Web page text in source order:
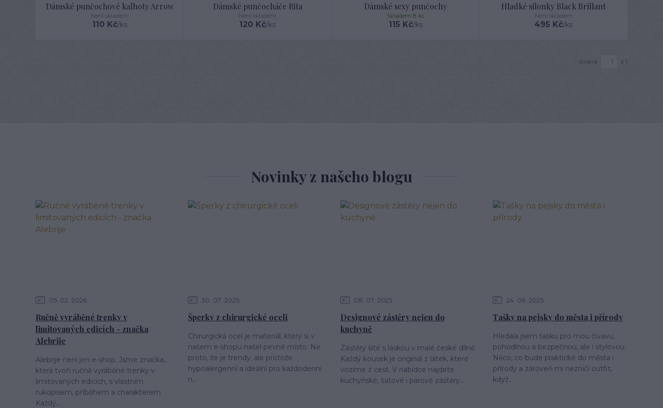
Dámské punčochové kalhoty Arrow
110 Kč/ks
Není skladem
Dámské punčocháče Rita
120 Kč/ks
Není skladem
Dámské sexy punčochy
115 Kč/ks
Skladem 8 ks
Hladké silonky Black Brillant
495 Kč/ks
Není skladem
strana z 1
Novinky z našeho blogu
05 02 2026
Ručně vyráběné trenky v
limitovaných edicích - značka
Alebrije
Alebrije není jen e-shop. Jsme značka,
která tvoří ručně vyráběné trenky v
limitovaných edicích, s vlastním
rukopisem, příběhem a charakterem.
Každý...
30 07 2025
Šperky z chirurgické oceli
Chirurgická ocel je materiál, který si v
našem e-shopu našel pevné místo. Ne
proto, že je trendy, ale protože
hypoalergenní a ideální pro každodenní
n...
08 07 2025
Designové zástěry nejen do
kuchyně
Zástěry šité s láskou v malé české dílně.
Každý kousek je originál z látek, které
vozíme z cest. V nabídce najdete
kuchyňské, šatové i párové zástěry...
24 06 2025
Tašky na pejsky do města i přírody
Hledala jsem tašku pro mou čivavu,
pohodlnou a bezpečnou, ale i stylovou.
Něco, co bude praktické do města i
přírody a zároveň mi nezničí outfit,
když...